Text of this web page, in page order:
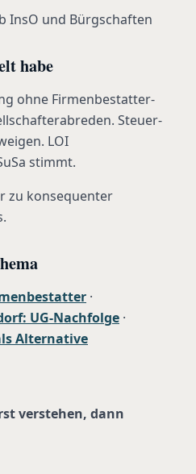
InsO und Bürgschaften
habe
ohne Firmenbestatter-
Steuer-
LOI
stimmt.
zu konsequenter
·
UG-Nachfolge ·
Alternative
verstehen, dann